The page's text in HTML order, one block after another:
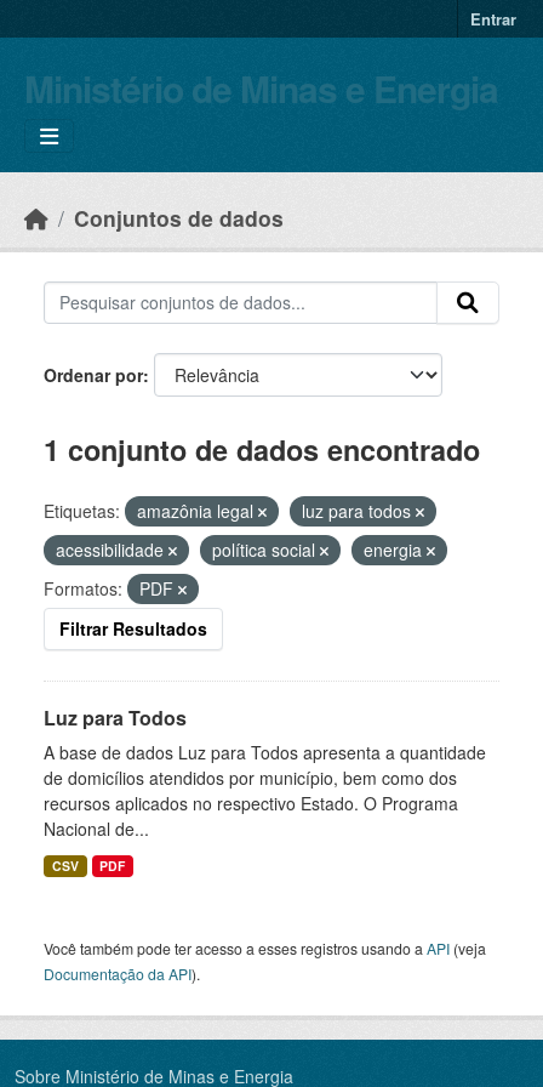
Entrar
Ministério de Minas e Energia
Conjuntos de dados
Ordenar por
1 conjunto de dados encontrado
Etiquetas: amazônia legal
luz para todos
acessibilidade
política social
energia
Formatos:
PDF
Filtrar Resultados
Luz para Todos
A base de dados Luz para Todos apresenta a quantidade
de domicílios atendidos por município, bem como dos
recursos aplicados no respectivo Estado. O Programa
Nacional de...
CSV PDF
Você também pode ter acesso a esses registros usando a API (veja
Documentação da API).
Sobre Ministério de Minas e Energia